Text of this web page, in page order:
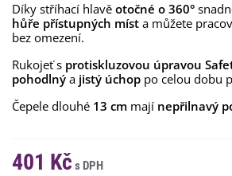
Díky stříhací hlavě otočné o 360°
hůře přístupných míst a můžete
bez omezení.
Rukojeť s protiskluzovou úpravou
pohodlný a jistý úchop po celou dobu
Čepele dlouhé 13 cm mají nepřilnavý
401 Kč